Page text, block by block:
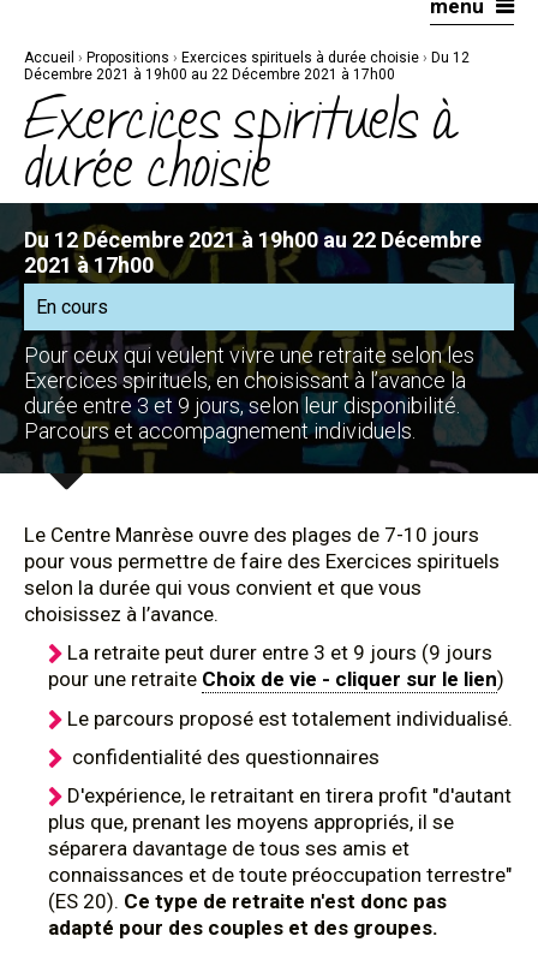
navigation
menu
Accueil › Propositions › Exercices spirituels à durée choisie › Du 12
Décembre 2021 à 19h00 au 22 Décembre 2021 à 17h00
Exercices spirituels à
durée choisie
Du 12 Décembre 2021 à 19h00 au 22 Décembre
2021 à 17h00
En cours
Pour ceux qui veulent vivre une retraite selon les
Exercices spirituels, en choisissant à l’avance la
durée entre 3 et 9 jours, selon leur disponibilité.
Parcours et accompagnement individuels.
Le Centre Manrèse ouvre des plages de 7-10 jours
pour vous permettre de faire des Exercices spirituels
selon la durée qui vous convient et que vous
choisissez à l’avance.
La retraite peut durer entre 3 et 9 jours (9 jours
pour une retraite Choix de vie - cliquer sur le lien)
Le parcours proposé est totalement individualisé.
confidentialité des questionnaires
D'expérience, le retraitant en tirera profit "d'autant
plus que, prenant les moyens appropriés, il se
séparera davantage de tous ses amis et
connaissances et de toute préoccupation terrestre"
(ES 20). Ce type de retraite n'est donc pas
adapté pour des couples et des groupes.